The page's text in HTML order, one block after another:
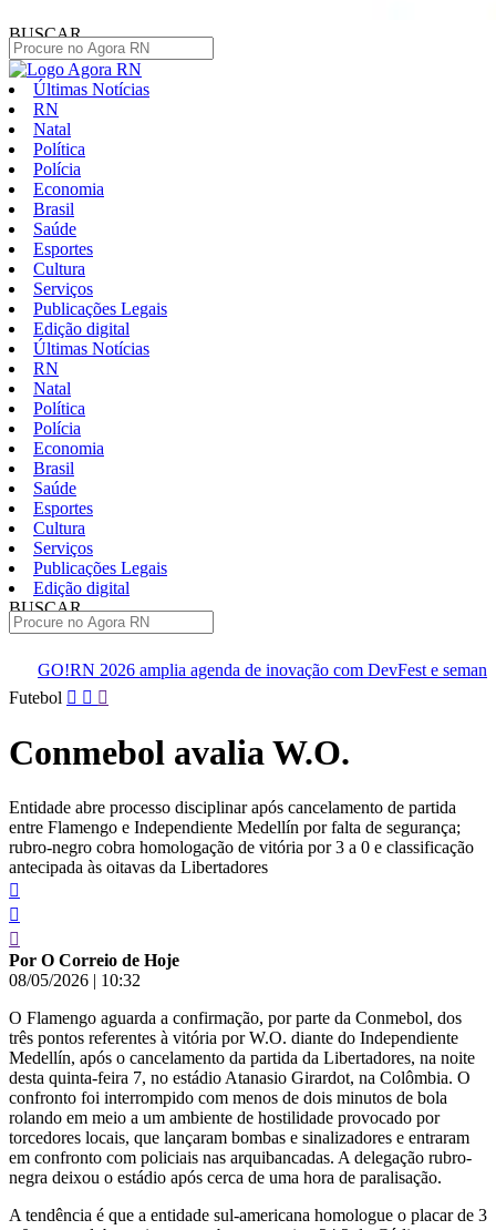
BUSCAR
Últimas Notícias
RN
Natal
Política
Polícia
Economia
Brasil
Saúde
Esportes
Cultura
Serviços
Publicações Legais
Edição digital
Últimas Notícias
RN
Natal
Política
Polícia
Economia
Brasil
Saúde
Esportes
Cultura
Serviços
Publicações Legais
Edição digital
BUSCAR
amplia agenda de inovação com DevFest e semana de eventos
Pular
conteúdo
Futebol
Conmebol avalia W.O.
Entidade abre processo disciplinar após cancelamento de partida
entre Flamengo e Independiente Medellín por falta de segurança;
rubro-negro cobra homologação de vitória por 3 a 0 e classificação
antecipada às oitavas da Libertadores
Por O Correio de Hoje
08/05/2026 | 10:32
O Flamengo aguarda a confirmação, por parte da Conmebol, dos
três pontos referentes à vitória por W.O. diante do Independiente
Medellín, após o cancelamento da partida da Libertadores, na noite
desta quinta-feira 7, no estádio Atanasio Girardot, na Colômbia. O
confronto foi interrompido com menos de dois minutos de bola
rolando em meio a um ambiente de hostilidade provocado por
torcedores locais, que lançaram bombas e sinalizadores e entraram
em confronto com policiais nas arquibancadas. A delegação rubro-
negra deixou o estádio após cerca de uma hora de paralisação.
A tendência é que a entidade sul-americana homologue o placar de 3